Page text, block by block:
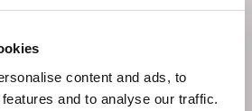
content and ads, to
and to analyse our traffic.
FRANCE
Foucher
Asset Manager